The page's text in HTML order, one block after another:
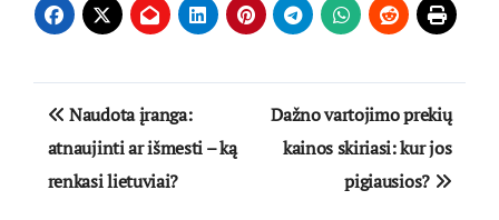
Navigacija
tarp
įrašų
Naudota įranga:
atnaujinti ar išmesti – ką
renkasi lietuviai?
Dažno vartojimo prekių
kainos skiriasi: kur jos
pigiausios?